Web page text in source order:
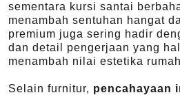
sementara kursi santai
menambah sentuhan hangat
premium juga sering hadir
dan detail pengerjaan yang
menambah nilai estetika
Selain furnitur, pencahayaan